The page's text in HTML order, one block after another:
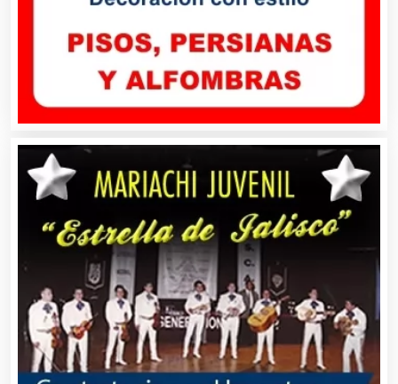
Audio, Sonido e Iluminación
Audios para Eventos
Autobuses
Automatización
Automóviles Nuevos y Usados